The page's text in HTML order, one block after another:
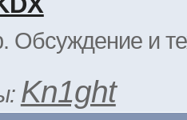
Обсуждение и
Kn1ght